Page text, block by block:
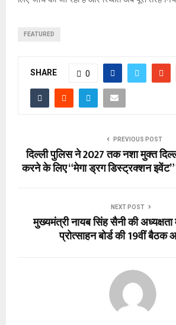
FEATURED
SHARE 0
PREVIOUS POST
दिल्ली पुलिस ने 2027 तक नशा मुक्त
करने के लिए “मेगा ड्रग डिस्ट्रक्शन
NEXT POST
मुख्यमंत्री नायब सिंह सैनी की अध्यक्षता
प्रोत्साहन बोर्ड की 19वीं बैठक